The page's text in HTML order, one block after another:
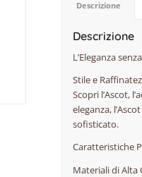
Descrizione
Descrizione
L’Eleganza
Stile e
Scopri l’Ascot,
eleganza,
sofisticato.
Caratteristiche
Materiali di Alta